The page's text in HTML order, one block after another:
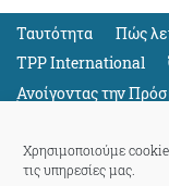
Χρησιμοποιούμε
τις υπηρεσίες μας.
Ταυτότητα Πώς
TPP International
Ανοίγοντας την
Όλους